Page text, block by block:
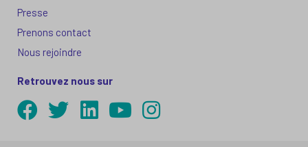
Presse
Prenons contact
Nous rejoindre
Retrouvez nous sur